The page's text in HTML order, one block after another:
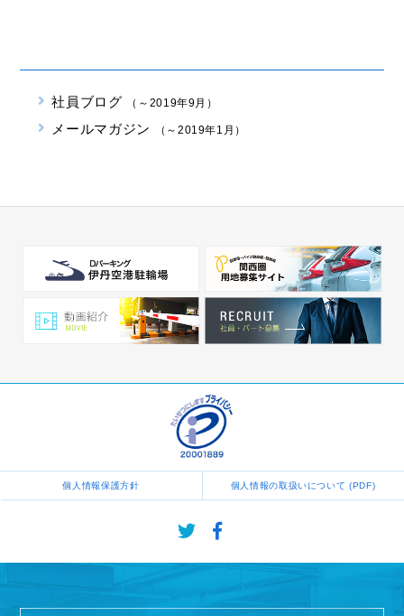
社員ブログ （～2019年9月）
メールマガジン （～2019年1月）
個人情報保護方針 個人情報の取扱いについて (PDF)